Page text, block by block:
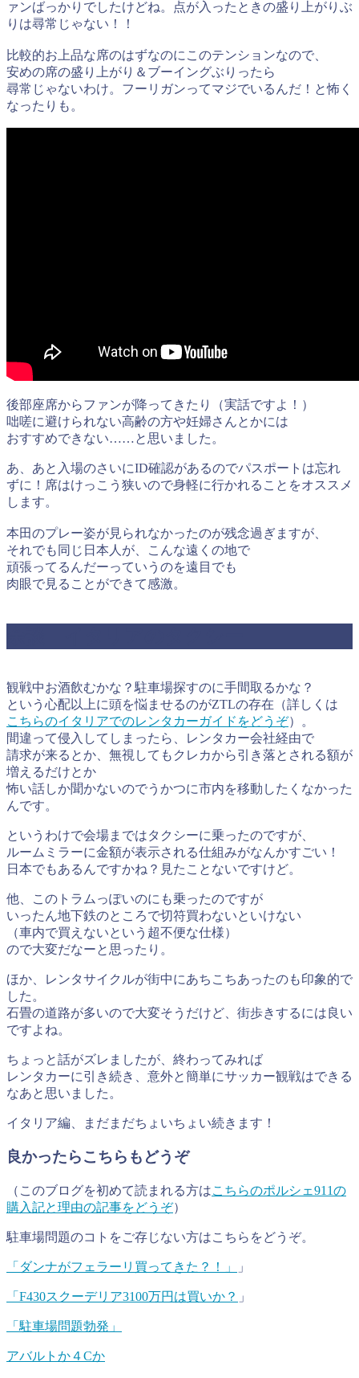
ァンばっかりでしたけどね。点が入ったときの盛り上がりぶ
りは尋常じゃない！！
比較的お上品な席のはずなのにこのテンションなので、
安めの席の盛り上がり＆ブーイングぶりったら
尋常じゃないわけ。フーリガンってマジでいるんだ！と怖く
なったりも。
後部座席からファンが降ってきたり（実話ですよ！）
咄嗟に避けられない高齢の方や妊婦さんとかには
おすすめできない……と思いました。
あ、あと入場のさいにID確認があるのでパスポートは忘れ
ずに！席はけっこう狭いので身軽に行かれることをオススメ
します。
本田のプレー姿が見られなかったのが残念過ぎますが、
それでも同じ日本人が、こんな遠くの地で
頑張ってるんだーっていうのを遠目でも
肉眼で見ることができて感激。
観戦中お酒飲むかな？駐車場探すのに手間取るかな？
という心配以上に頭を悩ませるのがZTLの存在（詳しくは
こちらのイタリアでのレンタカーガイドをどうぞ）。
間違って侵入してしまったら、レンタカー会社経由で
請求が来るとか、無視してもクレカから引き落とされる額が
増えるだけとか
怖い話しか聞かないのでうかつに市内を移動したくなかった
んです。
というわけで会場まではタクシーに乗ったのですが、
ルームミラーに金額が表示される仕組みがなんかすごい！
日本でもあるんですかね？見たことないですけど。
他、このトラムっぽいのにも乗ったのですが
いったん地下鉄のところで切符買わないといけない
（車内で買えないという超不便な仕様）
ので大変だなーと思ったり。
ほか、レンタサイクルが街中にあちこちあったのも印象的で
した。
石畳の道路が多いので大変そうだけど、街歩きするには良い
ですよね。
ちょっと話がズレましたが、終わってみれば
レンタカーに引き続き、意外と簡単にサッカー観戦はできる
なあと思いました。
イタリア編、まだまだちょいちょい続きます！
良かったらこちらもどうぞ
（このブログを初めて読まれる方はこちらのポルシェ911の
購入記と理由の記事をどうぞ）
駐車場問題のコトをご存じない方はこちらをどうぞ。
「ダンナがフェラーリ買ってきた？！」 」
「F430スクーデリア3100万円は買いか？ 」
「駐車場問題勃発」
アバルトか４Cか